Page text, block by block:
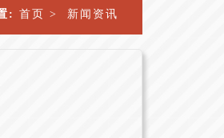
: 首页 > 新闻资讯